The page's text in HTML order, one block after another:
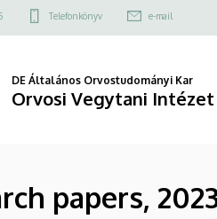
Telefonkönyv e-mail
DE Általános Orvostudományi Kar
Orvosi Vegytani Intézet
papers,